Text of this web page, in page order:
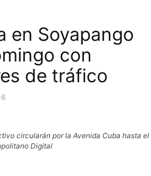
en Soyapango
con
de tráfico
circularán por la Avenida Cuba hasta el
Digital